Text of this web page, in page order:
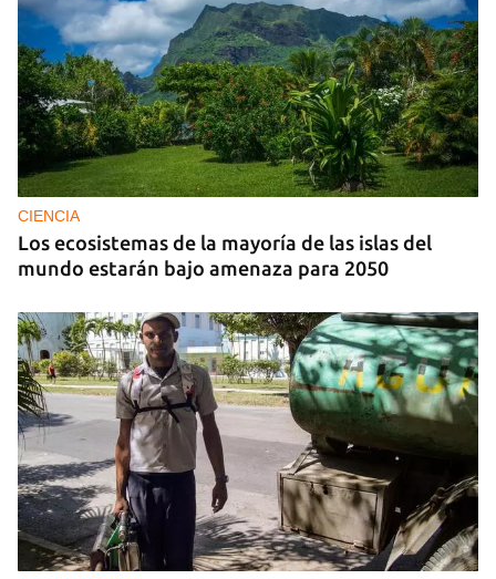
CIENCIA
Los ecosistemas de la mayoría de las islas del
mundo estarán bajo amenaza para 2050